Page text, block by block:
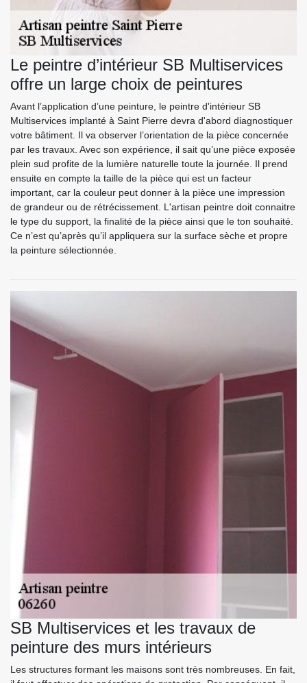
Le peintre d’intérieur SB Multiservices
offre un large choix de peintures
Avant l’application d’une peinture, le peintre d'intérieur SB
Multiservices implanté à Saint Pierre devra d'abord diagnostiquer
votre bâtiment. Il va observer l’orientation de la pièce concernée
par les travaux. Avec son expérience, il sait qu’une pièce exposée
plein sud profite de la lumière naturelle toute la journée. Il prend
ensuite en compte la taille de la pièce qui est un facteur
important, car la couleur peut donner à la pièce une impression
de grandeur ou de rétrécissement. L'artisan peintre doit connaitre
le type du support, la finalité de la pièce ainsi que le ton souhaité.
Ce n’est qu’après qu’il appliquera sur la surface sèche et propre
la peinture sélectionnée.
SB Multiservices et les travaux de
peinture des murs intérieurs
Les structures formant les maisons sont très nombreuses. En fait,